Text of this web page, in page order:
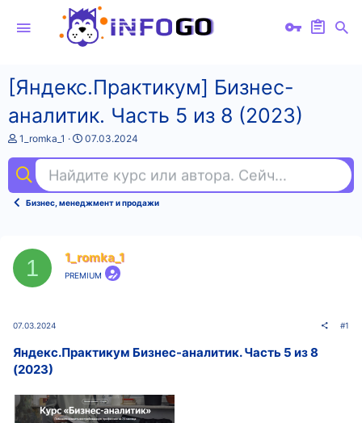
[Яндекс.Практикум] Бизнес-
аналитик. Часть 5 из 8 (2023)
А
т
о
т
1_romka_1
Д
а
н
а
а
07.03.2024
Найдите курс или автора. Сейчас ищут
Бизнес, менеджмент и продажи
1 1_romka_1
PREMIUM
07.03.2024 #1
Яндекс.Практикум Бизнес-аналитик. Часть 5 из 8
(2023)